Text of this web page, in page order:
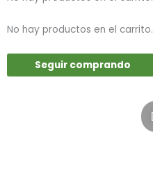
No hay productos en el carrito.
Seguir comprando